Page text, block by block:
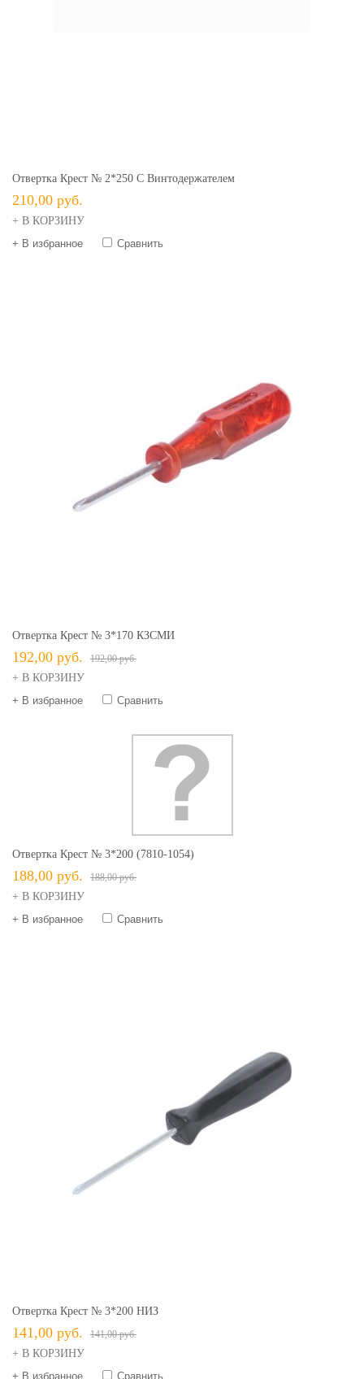
Отвертка Крест № 2*250 С Винтодержателем
210,00 руб.
+ В КОРЗИНУ
+ В избранное
Сравнить
Отвертка Крест № 3*170 КЗСМИ
192,00 руб. 192,00 руб.
+ В КОРЗИНУ
+ В избранное
Сравнить
Отвертка Крест № 3*200 (7810-1054)
188,00 руб. 188,00 руб.
+ В КОРЗИНУ
+ В избранное
Сравнить
Отвертка Крест № 3*200 НИЗ
141,00 руб. 141,00 руб.
+ В КОРЗИНУ
+ В избранное
Сравнить